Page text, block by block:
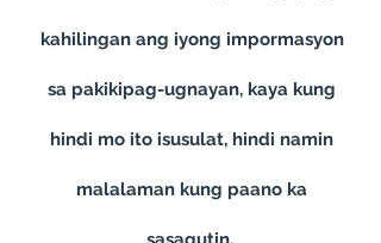
kahilingan ang iyong impormasyon
sa pakikipag-ugnayan, kaya kung
hindi mo ito isusulat, hindi namin
malalaman kung paano ka